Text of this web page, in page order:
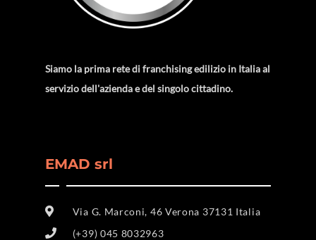
Siamo la prima rete di franchising edilizio in Italia al
servizio dell'azienda e del singolo cittadino.
EMAD srl
Via G. Marconi, 46 Verona 37131 Italia
(+39) 045 8032963